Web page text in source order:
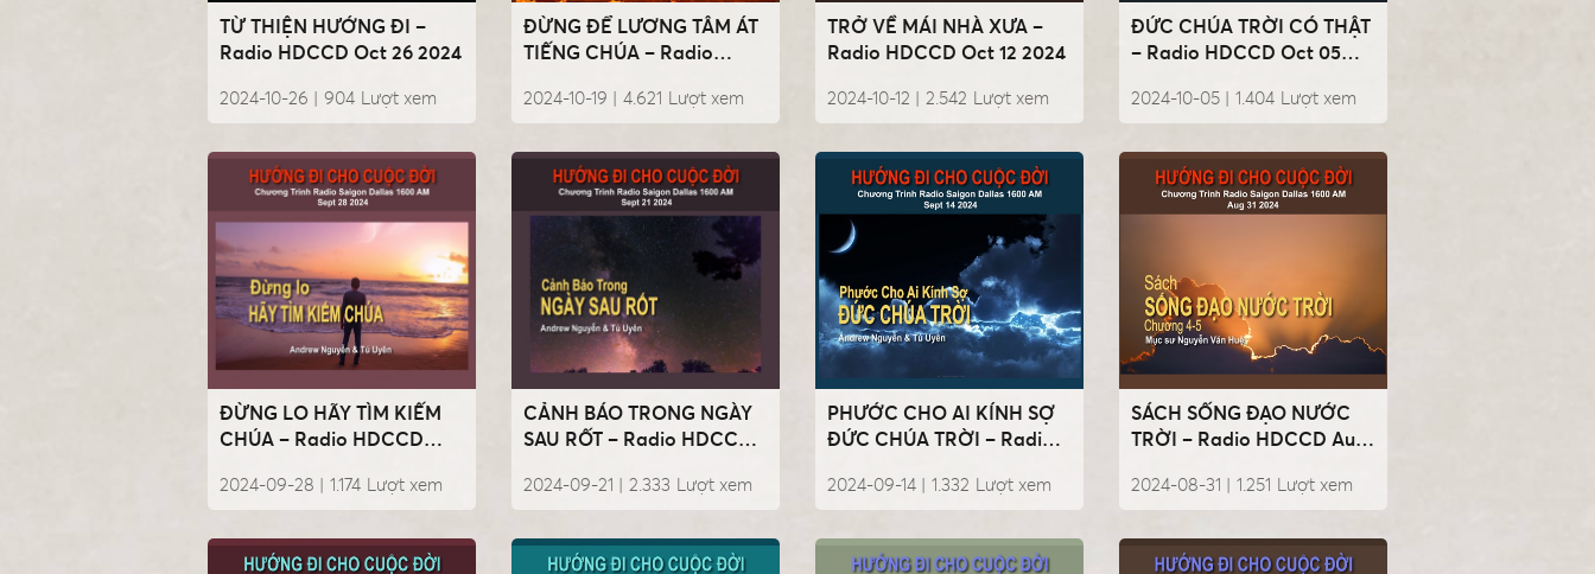
TỪ THIỆN HƯỚNG ĐI –
Radio HDCCD Oct 26 2024
2024-10-26 | Lượt xem
904
ĐỪNG ĐỂ LƯƠNG TÂM ÁT
TIẾNG CHÚA – Radio
2024-10-19 | Lượt xem
4.621
TRỞ VỀ MÁI NHÀ XƯA –
Radio HDCCD Oct 12 2024
2024-10-12 | Lượt xem
2.542
ĐỨC CHÚA TRỜI CÓ THẬT
– Radio HDCCD Oct 05
2024-10-05 | Lượt xem
1.404
ĐỪNG LO HÃY TÌM KIẾM
CHÚA – Radio HDCCD
2024-09-28 | Lượt xem
1.174
CẢNH BÁO TRONG NGÀY
SAU RỐT – Radio HDCCD
2024-09-21 | Lượt xem
2.333
PHƯỚC CHO AI KÍNH SỢ
ĐỨC CHÚA TRỜI – Radio
2024-09-14 | Lượt xem
1.332
SÁCH SỐNG ĐẠO NƯỚC
TRỜI – Radio HDCCD Aug
2024-08-31 | Lượt xem
1.251